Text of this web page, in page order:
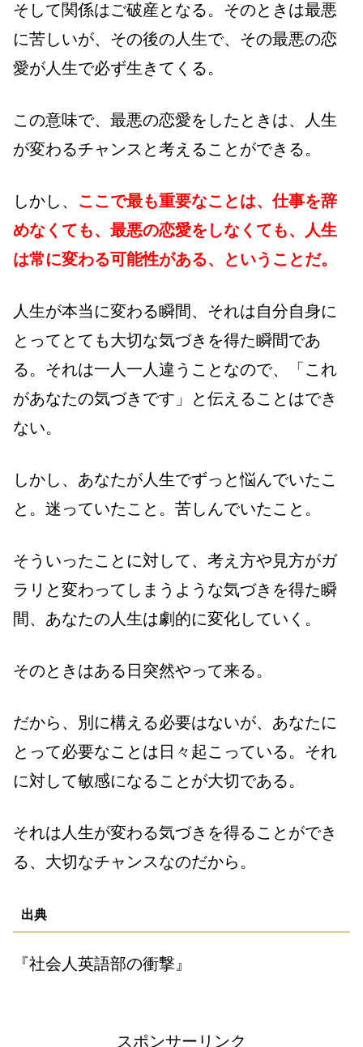
そして関係はご破産となる。そのときは最悪
に苦しいが、その後の人生で、その最悪の恋
愛が人生で必ず生きてくる。
この意味で、最悪の恋愛をしたときは、人生
が変わるチャンスと考えることができる。
しかし、 ここで最も重要なことは、仕事を辞
めなくても、最悪の恋愛をしなくても、人生
は常に変わる可能性がある、ということだ。
人生が本当に変わる瞬間、それは自分自身に
とってとても大切な気づきを得た瞬間であ
る。それは一人一人違うことなので、「これ
があなたの気づきです」と伝えることはでき
ない。
しかし、あなたが人生でずっと悩んでいたこ
と。迷っていたこと。苦しんでいたこと。
そういったことに対して、考え方や見方がガ
ラリと変わってしまうような気づきを得た瞬
間、あなたの人生は劇的に変化していく。
そのときはある日突然やって来る。
だから、別に構える必要はないが、あなたに
とって必要なことは日々起こっている。それ
に対して敏感になることが大切である。
それは人生が変わる気づきを得ることができ
る、大切なチャンスなのだから。
出典
『社会人英語部の衝撃』
スポンサーリンク